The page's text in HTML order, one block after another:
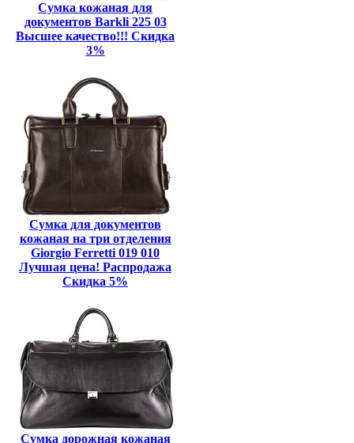
Сумка кожаная для
документов Barkli 225 03
Высшее качество!!! Скидка
3%
Сумка для документов
кожаная на три отделения
Giorgio Ferretti 019 010
Лучшая цена! Распродажа
Скидка 5%
Сумка дорожная кожаная